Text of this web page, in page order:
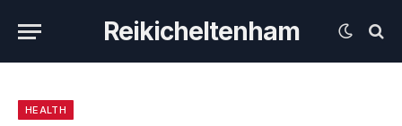
Reikicheltenham
HEALTH